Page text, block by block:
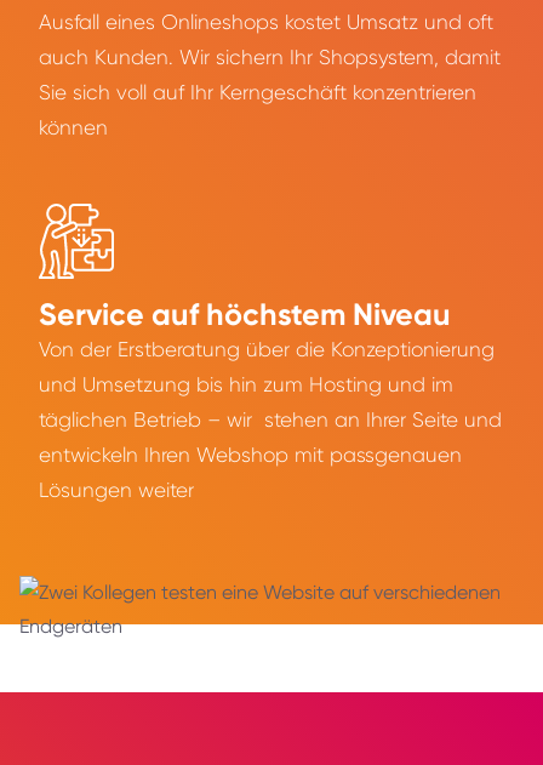
Ausfall eines Onlineshops kostet Umsatz und oft
auch Kunden. Wir sichern Ihr Shopsystem, damit
Sie sich voll auf Ihr Kerngeschäft konzentrieren
können
Service auf höchstem Niveau
Von der Erstberatung über die Konzeptionierung
und Umsetzung bis hin zum Hosting und im
täglichen Betrieb – wir stehen an Ihrer Seite und
entwickeln Ihren Webshop mit passgenauen
Lösungen weiter